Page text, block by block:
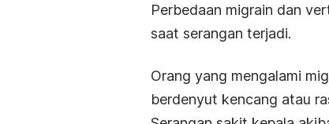
Perbedaan migrain dan
saat serangan terjadi.
Orang yang mengalami
berdenyut kencang atau